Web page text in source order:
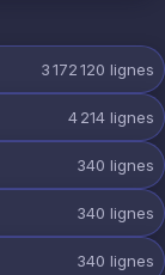
3 172 120 lignes
4 214 lignes
340 lignes
340 lignes
340 lignes